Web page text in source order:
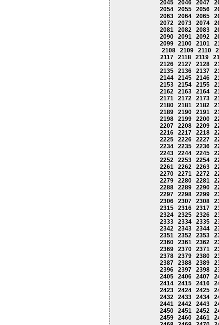
2045 2046 2047
2054
2055 2056
2063
2064 2065
2072
2073 2074
2081
2082 2083
2090
2091 2092
2099
2100 2101
2108
2109 2110
2117
2118 2119
2126
2127 2128
2135
2136 2137
2144
2145 2146
2153
2154 2155
2162
2163 2164
2171
2172 2173
2180
2181 2182
2189
2190 2191
2198
2199 2200
2207
2208 2209
2216
2217 2218
2225
2226 2227
2234
2235 2236
2243
2244 2245
2252
2253 2254
2261
2262 2263
2270
2271 2272
2279
2280 2281
2288
2289 2290
2297
2298 2299
2306
2307 2308
2315
2316 2317
2324
2325 2326
2333
2334 2335
2342
2343 2344
2351
2352 2353
2360
2361 2362
2369
2370 2371
2378
2379 2380
2387
2388 2389
2396
2397 2398
2405
2406 2407
2414
2415 2416
2423
2424 2425
2432
2433 2434
2441
2442 2443
2450
2451 2452
2459
2460 2461